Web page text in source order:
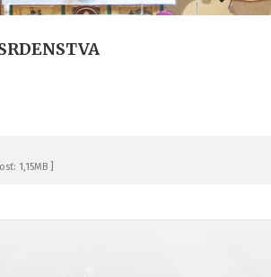
1,15MB ]